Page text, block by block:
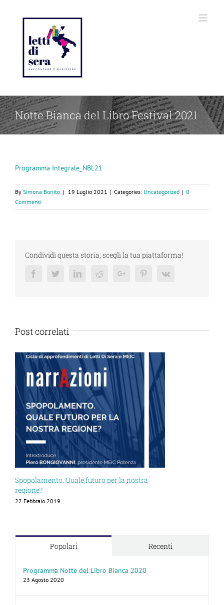
Notte Bianca del Libro Festival 2021
Programma Integrale_NBL21
By Simona Bonito | 19 Luglio 2021 | Categories: Uncategorized | 0
Commenti
Condividi questa storia, scegli la tua piattaforma!
FacebookTwitterLinkedinRedditGoogle+ PinterestVk
Post correlati
Spopolamento. Quale futuro per la nostra
regione?
22 Febbraio 2019
Popolari Recenti
Programma Notte del Libro Bianca 2020
23 Agosto 2020